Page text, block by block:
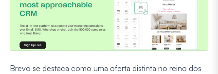
Brevo se destaca como uma oferta distinta no reino dos